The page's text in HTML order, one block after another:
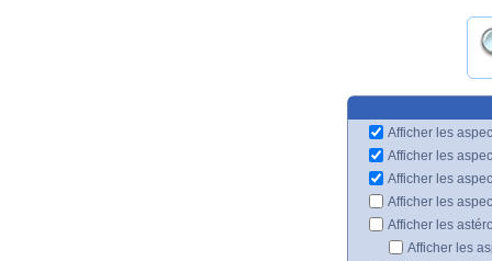
Afficher les
Afficher les
Afficher les
Afficher les
Afficher les
Afficher les